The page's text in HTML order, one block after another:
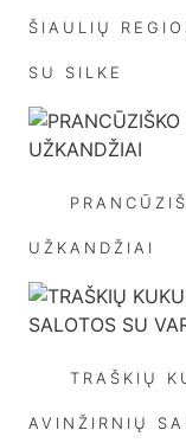
ŠIAULIŲ
SU SILKE
UŽKANDŽIAI
TRAŠKIŲ
AVINŽIRNIŲ